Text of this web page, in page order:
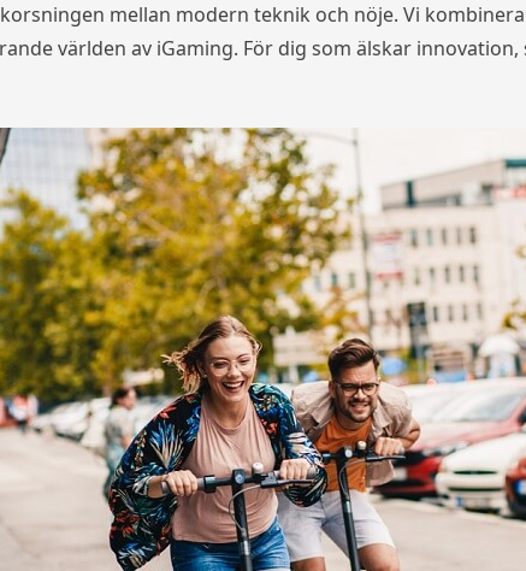
mellan modern teknik och nöje. Vi
världen av iGaming. För dig som älskar